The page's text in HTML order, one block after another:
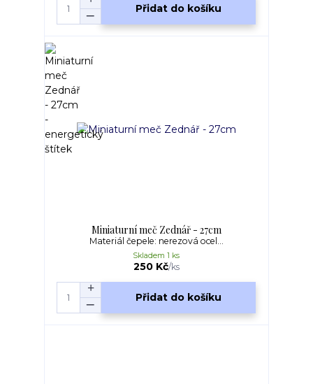
Přidat do košíku
Miniaturní meč Zednář - 27cm
Materiál čepele: nerezová ocel...
250 Kč/ks
Skladem 1 ks
Přidat do košíku